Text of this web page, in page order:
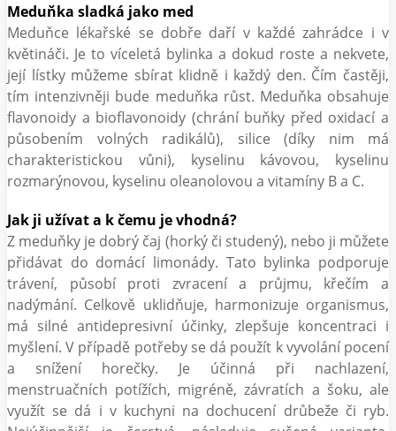
Meduňka sladká jako med
Meduňce lékařské se dobře daří v každé zahrádce i v
květináči. Je to víceletá bylinka a dokud roste a nekvete,
její lístky můžeme sbírat klidně i každý den. Čím častěji,
tím intenzivněji bude meduňka růst. Meduňka obsahuje
flavonoidy a bioflavonoidy (chrání buňky před oxidací a
působením volných radikálů), silice (díky nim má
charakteristickou vůni), kyselinu kávovou, kyselinu
rozmarýnovou, kyselinu oleanolovou a vitamíny B a C.
Jak ji užívat a k čemu je vhodná?
Z meduňky je dobrý čaj (horký či studený), nebo ji můžete
přidávat do domácí limonády. Tato bylinka podporuje
trávení, působí proti zvracení a průjmu, křečím a
nadýmání. Celkově uklidňuje, harmonizuje organismus,
má silné antidepresivní účinky, zlepšuje koncentraci i
myšlení. V případě potřeby se dá použít k vyvolání pocení
a snížení horečky. Je účinná při nachlazení,
menstruačních potížích, migréně, závratích a šoku, ale
využít se dá i v kuchyni na dochucení drůbeže či ryb.